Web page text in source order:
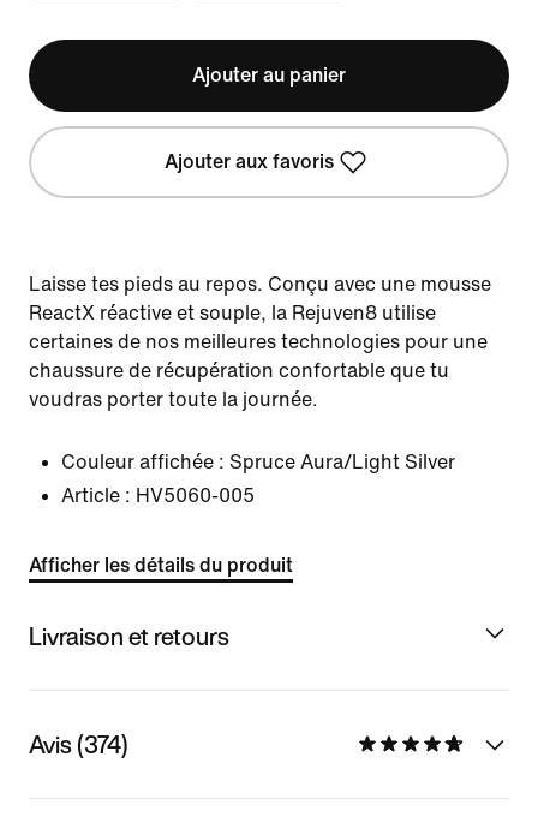
Ajouter au panier
Ajouter aux favoris
Laisse tes pieds au repos. Conçu avec une mousse
ReactX réactive et souple, la Rejuven8 utilise
certaines de nos meilleures technologies pour une
chaussure de récupération confortable que tu
voudras porter toute la journée.
Couleur affichée : Spruce Aura/Light Silver
Article : HV5060-005
Afficher les détails du produit
Livraison et retours
Avis (374)